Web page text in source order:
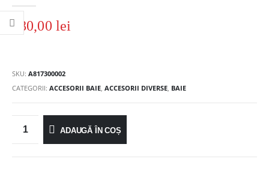
180,00 lei
SKU: A817300002
CATEGORII: ACCESORII BAIE, ACCESORII DIVERSE, BAIE
ADAUGĂ ÎN COȘ